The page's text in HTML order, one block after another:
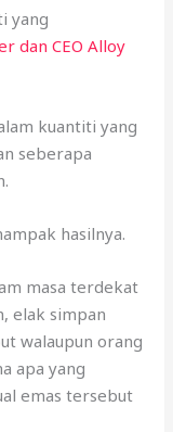
kuantiti yang
seberapa
hasilnya.
masa terdekat
walaupun orang
apa yang
emas tersebut